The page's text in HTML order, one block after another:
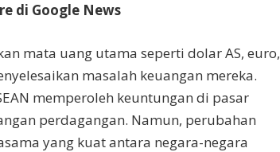
di Google News
mata uang utama seperti dolar AS, euro,
masalah keuangan mereka.
memperoleh keuntungan di pasar
perdagangan. Namun, perubahan
yang kuat antara negara-negara